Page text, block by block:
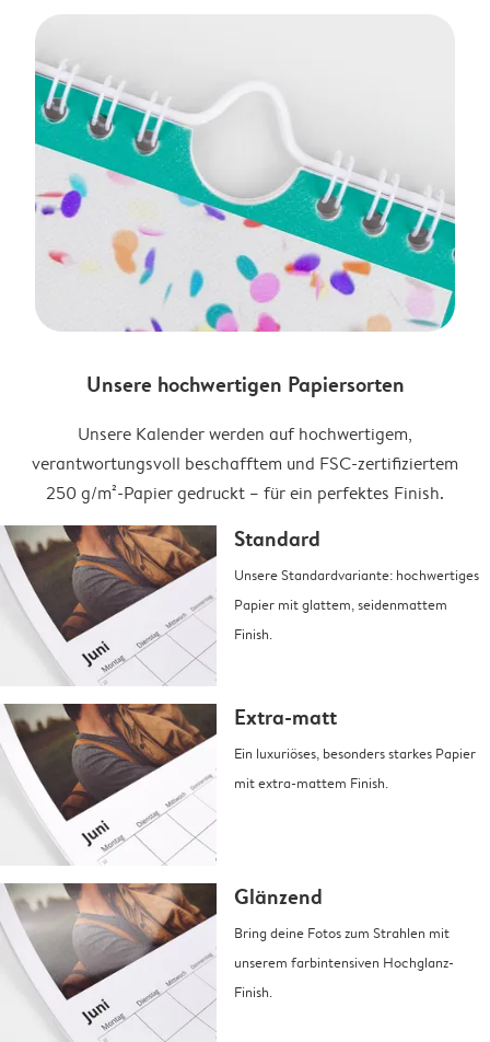
Unsere hochwertigen Papiersorten
Unsere Kalender werden auf hochwertigem,
verantwortungsvoll beschafftem und FSC-zertifiziertem
250 g/m²-Papier gedruckt – für ein perfektes Finish.
Standard
Unsere Standardvariante: hochwertiges
Papier mit glattem, seidenmattem
Finish.
Extra-matt
Ein luxuriöses, besonders starkes Papier
mit extra-mattem Finish.
Glänzend
Bring deine Fotos zum Strahlen mit
unserem farbintensiven Hochglanz-
Finish.